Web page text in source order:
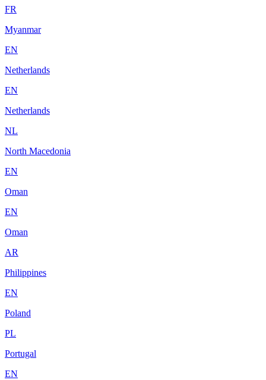
FR
Myanmar
EN
Netherlands
EN
Netherlands
NL
North Macedonia
EN
Oman
EN
Oman
AR
Philippines
EN
Poland
PL
Portugal
EN